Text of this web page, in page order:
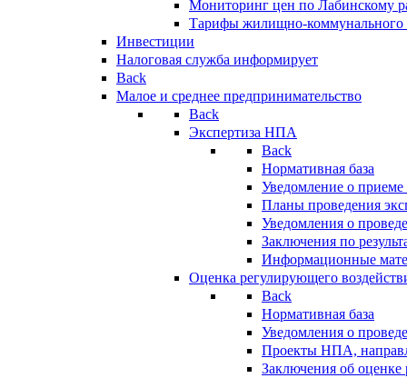
Мониторинг цен по Лабинскому
Тарифы жилищно-коммунального
Инвестиции
Налоговая служба информирует
Back
Малое и среднее предпринимательство
Back
Экспертиза НПА
Back
Нормативная база
Уведомление о
Планы проведения
Уведомления о
Заключения по
Информационные
Оценка регулирующего
Back
Нормативная база
Уведомления о
Проекты НПА,
Заключения об